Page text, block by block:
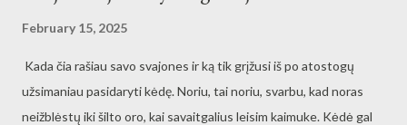
kokia nors kita šalis? O tęstinumas - atostogose galvoji apie
atostogas, darbuose galvoji darbus ir taip sukasi viskas.
February 15, 2025
Kada čia rašiau savo svajones ir ką tik grįžusi iš po atostogų
užsimaniau pasidaryti kėdę. Noriu, tai noriu, svarbu, kad noras
neižblėstų iki šilto oro, kai savaitgalius leisim kaimuke. Kėdė gal